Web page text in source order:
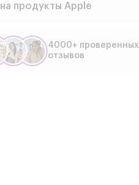
на продукты Apple
4000+ проверенных
отзывов